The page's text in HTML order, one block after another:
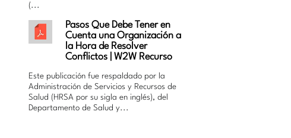
(...
Pasos Que Debe Tener en
Cuenta una Organización a
la Hora de Resolver
Conflictos | W2W Recurso
Este publicación fue respaldado por la
Administración de Servicios y Recursos de
Salud (HRSA por su sigla en inglés), del
Departamento de Salud y...